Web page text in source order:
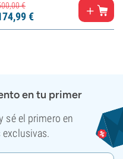
00€
99€
en tu primer
sé el primero en